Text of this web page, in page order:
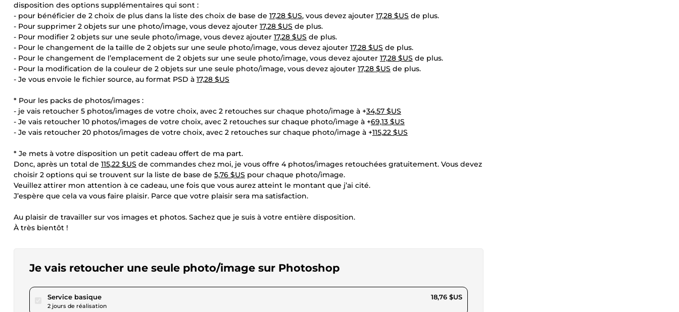
disposition des options supplémentaires qui sont :
- pour bénéficier de 2 choix de plus dans la liste des choix de base de 17,28 $US, vous devez ajouter 17,28 $US de plus.
- Pour supprimer 2 objets sur une photo/image, vous devez ajouter 17,28 $US de plus.
- Pour modifier 2 objets sur une seule photo/image, vous devez ajouter 17,28 $US de plus.
- Pour le changement de la taille de 2 objets sur une seule photo/image, vous devez ajouter 17,28 $US de plus.
- Pour le changement de l’emplacement de 2 objets sur une seule photo/image, vous devez ajouter 17,28 $US de plus.
- Pour la modification de la couleur de 2 objets sur une seule photo/image, vous devez ajouter 17,28 $US de plus.
- Je vous envoie le fichier source, au format PSD à 17,28 $US
* Pour les packs de photos/images :
- je vais retoucher 5 photos/images de votre choix, avec 2 retouches sur chaque photo/image à +34,57 $US
- Je vais retoucher 10 photos/images de votre choix, avec 2 retouches sur chaque photo/image à +69,13 $US
- Je vais retoucher 20 photos/images de votre choix, avec 2 retouches sur chaque photo/image à +115,22 $US
* Je mets à votre disposition un petit cadeau offert de ma part.
Donc, après un total de 115,22 $US de commandes chez moi, je vous offre 4 photos/images retouchées gratuitement. Vous devez
choisir 2 options qui se trouvent sur la liste de base de 5,76 $US pour chaque photo/image.
Veuillez attirer mon attention à ce cadeau, une fois que vous aurez atteint le montant que j’ai cité.
J’espère que cela va vous faire plaisir. Parce que votre plaisir sera ma satisfaction.
Au plaisir de travailler sur vos images et photos. Sachez que je suis à votre entière disposition.
À très bientôt !
Je vais retoucher une seule photo/image sur Photoshop
Service basiquepour 17,28 $US
2 jours de réalisation
18,76 $US